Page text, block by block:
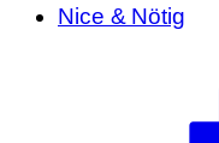
Nice & Nötig